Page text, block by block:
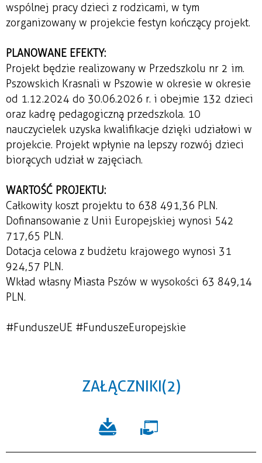
wspólnej pracy dzieci z rodzicami, w tym
zorganizowany w projekcie festyn kończący projekt.
PLANOWANE EFEKTY:
Projekt będzie realizowany w Przedszkolu nr 2 im.
Pszowskich Krasnali w Pszowie w okresie w okresie
od 1.12.2024 do 30.06.2026 r. i obejmie 132 dzieci
oraz kadrę pedagogiczną przedszkola. 10
nauczycielek uzyska kwalifikacje dzięki udziałowi w
projekcie. Projekt wpłynie na lepszy rozwój dzieci
biorących udział w zajęciach.
WARTOŚĆ PROJEKTU:
Całkowity koszt projektu to 638 491,36 PLN.
Dofinansowanie z Unii Europejskiej wynosi 542
717,65 PLN.
Dotacja celowa z budżetu krajowego wynosi 31
924,57 PLN.
Wkład własny Miasta Pszów w wysokości 63 849,14
PLN.
#FunduszeUE #FunduszeEuropejskie
ZAŁĄCZNIKI (2)